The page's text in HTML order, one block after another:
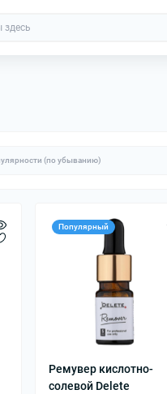
Популярный
Ремувер кислотно-
солевой Delete